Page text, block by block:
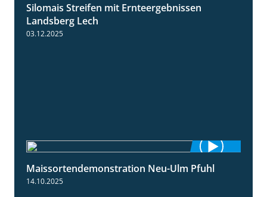
11:01
Silomais Streifen mit Ernteergebnissen
Landsberg Lech
03.12.2025
7:10
Maissortendemonstration Neu-Ulm Pfuhl
14.10.2025